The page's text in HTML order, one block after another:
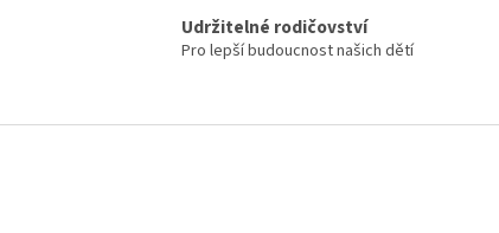
p
Udržitelné rodičovství
Pro lepší budoucnost našich dětí